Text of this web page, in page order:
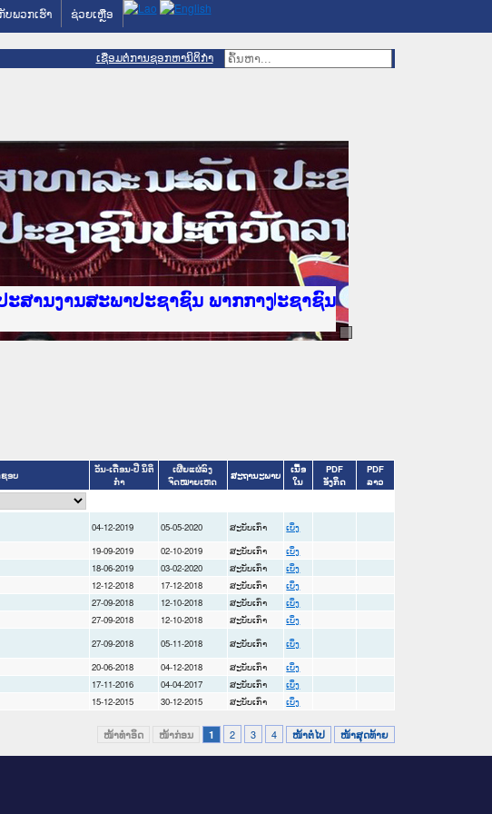
ບພວກເຮົາ ຊ່ວຍເຫຼືອ
ເຊື່ອມຕໍ່ການຊອກຫານິຕິກຳ
າຍລາວ ທີ່ ສະຖາບັນຍຸຕິທຳແຫ່ງຊາດ
ສານງານສະພາປະຊາຊົນ ພາກເໜືອ
ຫດທາງລັດຖະການ
ານ ສຳລັບ ພາກກາງ
ານ ສຳລັບ ພາກໃຕ້
ຖະການ ທີ່ ວິທະຍາຄານຕຳຫຼວດປະຊາຊົນ
ຖະການ ທີ່ ວິທະຍາຄານສັນຕິບານປະຊາຊົນ
ງານຂັ້ນແຂວງພາກເໜືອ
ສານງານສະພາປະຊາຊົນ ພາກກາງ
ອບ
ວັນ-ເດືອນ-ປີ ນິຕິ
ກໍາ
ເຜີຍແຜ່ລົງ
ຈົດໝາຍເຫດ
ສະຖານະພາບ
ເນື້ອ
ໃນ
PDF
ອັງກິດ
PDF
ລາວ
04-12-2019 05-05-2020 ສະບັບເກົ່າ
ເບິ່ງ
19-09-2019 02-10-2019 ສະບັບເກົ່າ
ເບິ່ງ
18-06-2019 03-02-2020 ສະບັບເກົ່າ
ເບິ່ງ
12-12-2018 17-12-2018 ສະບັບເກົ່າ
ເບິ່ງ
27-09-2018 12-10-2018 ສະບັບເກົ່າ
ເບິ່ງ
27-09-2018 12-10-2018 ສະບັບເກົ່າ
ເບິ່ງ
27-09-2018 05-11-2018 ສະບັບເກົ່າ
ເບິ່ງ
20-06-2018 04-12-2018 ສະບັບເກົ່າ
ເບິ່ງ
17-11-2016 04-04-2017 ສະບັບເກົ່າ
ເບິ່ງ
15-12-2015 30-12-2015 ສະບັບເກົ່າ ເບິ່ງ
ໜ້າທໍາອິດ ໜ້າກ່ອນ 1 2 3 4 ໜ້າຕໍ່ໄປ ໜ້າສຸດທ້າຍ